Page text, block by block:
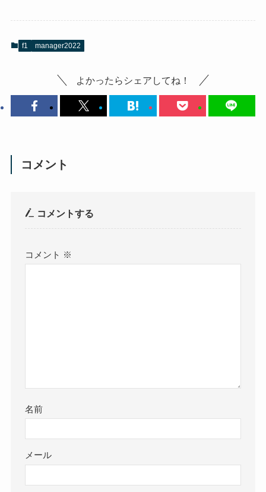
f1 manager2022
よかったらシェアしてね！
コメント
コメントする
コメント ※
名前
メール